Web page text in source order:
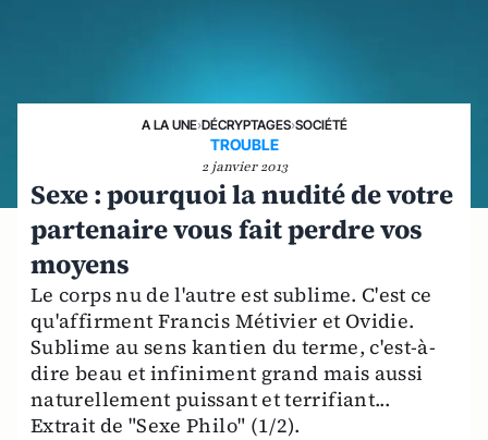
A LA UNE›DÉCRYPTAGES›SOCIÉTÉ
TROUBLE
2 janvier 2013
Sexe : pourquoi la nudité de votre
partenaire vous fait perdre vos
moyens
Le corps nu de l'autre est sublime. C'est ce
qu'affirment Francis Métivier et Ovidie.
Sublime au sens kantien du terme, c'est-à-
dire beau et infiniment grand mais aussi
naturellement puissant et terrifiant...
Extrait de "Sexe Philo" (1/2).